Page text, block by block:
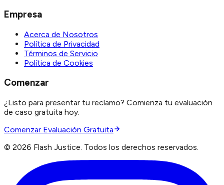
Empresa
Acerca de Nosotros
Política de Privacidad
Términos de Servicio
Política de Cookies
Comenzar
¿Listo para presentar tu reclamo? Comienza tu evaluación
de caso gratuita hoy.
Comenzar Evaluación Gratuita
© 2026 Flash Justice. Todos los derechos reservados.